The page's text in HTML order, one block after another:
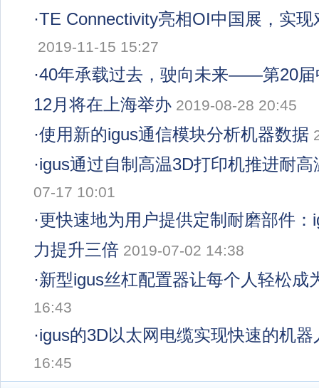
·TE Connectivity亮相OI中国展，实
2019-11-15 15:27
·40年承载过去，驶向未来——第20届
12月将在上海举办 2019-08-28 20:45
·使用新的igus通信模块分析机器数据
·igus通过自制高温3D打印机推进耐
07-17 10:01
·更快速地为用户提供定制耐磨部件
力提升三倍 2019-07-02 14:38
·新型igus丝杠配置器让每个人轻松成
16:43
·igus的3D以太网电缆实现快速的机器
16:45